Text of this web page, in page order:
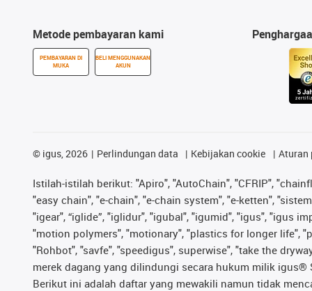
Metode pembayaran kami
PEMBAYARAN DI
MUKA
BELI MENGGUNAKAN
AKUN
© igus, 2026 Perlindungan data Kebijakan cookie Aturan
Istilah-istilah berikut: "Apiro", "AutoChain", "CFRIP",
"easy chain", "e-chain", "e-chain system", "e-ketten",
"igear", “iglide”, "iglidur", "igubal", "igumid", "igus", "igus
"motion polymers", "motionary", "plastics for longer life",
"Rohbot", "savfe", "speedigus", superwise", "take the
merek dagang yang dilindungi secara hukum milik igus®
Berikut ini adalah daftar yang mewakili namun tidak